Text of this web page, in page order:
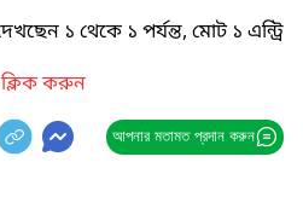
১ থেকে ১ পর্যন্ত, মোট ১ এন্ট্রি
করুন
আপনার মতামত প্রদান করুন